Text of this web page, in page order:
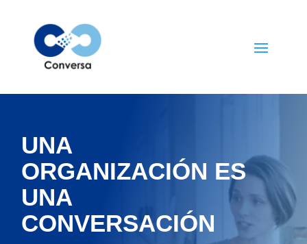
UNA
ORGANIZACIÓN ES
UNA
CONVERSACIÓN